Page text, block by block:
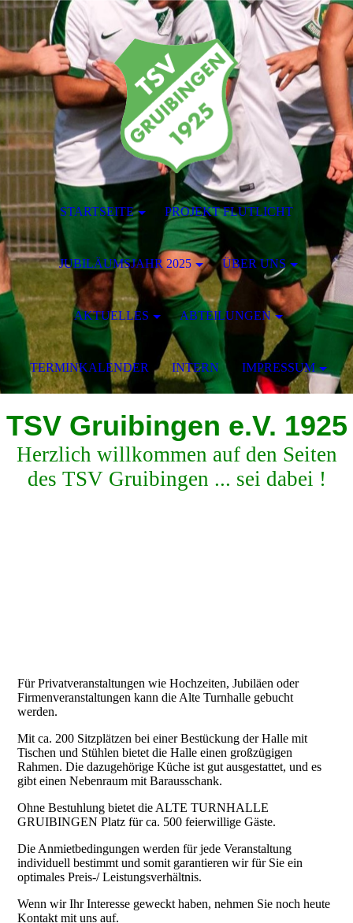
TSV Gruibingen e.V. 1925
Herzlich willkommen auf den Seiten
des TSV Gruibingen ... sei dabei !
Für Privatveranstaltungen wie Hochzeiten, Jubiläen oder
Firmenveranstaltungen kann die Alte Turnhalle gebucht
werden.
Mit ca. 200 Sitzplätzen bei einer Bestückung der Halle mit
Tischen und Stühlen bietet die Halle einen großzügigen
Rahmen. Die dazugehörige Küche ist gut ausgestattet, und es
gibt einen Nebenraum mit Barausschank.
Ohne Bestuhlung bietet die ALTE TURNHALLE
GRUIBINGEN Platz für ca. 500 feierwillige Gäste.
Die Anmietbedingungen werden für jede Veranstaltung
individuell bestimmt und somit garantieren wir für Sie ein
optimales Preis-/ Leistungsverhältnis.
Wenn wir Ihr Interesse geweckt haben, nehmen Sie noch heute
Kontakt mit uns auf.
STARTSEITE PROJEKT FLUTLICHT
JUBILÄUMSJAHR 2025 ÜBER UNS
AKTUELLES ABTEILUNGEN
TERMINKALENDER INTERN IMPRESSUM